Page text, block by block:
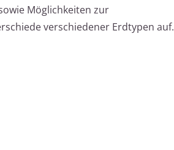
Möglichkeiten zur
verschiedener Erdtypen auf.